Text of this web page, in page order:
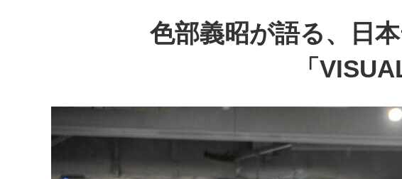
色部義昭が語る、日
「